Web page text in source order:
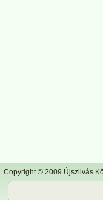
Copyright © 2009 Újszilvás